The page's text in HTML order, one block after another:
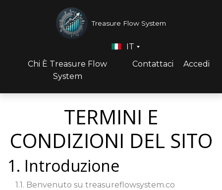
Treasure Flow System
Chi È Treasure Flow
System
Contattaci Accedi
IT
TERMINI E
CONDIZIONI DEL SITO
1. Introduzione
1.1. Benvenuto su treasureflowsystem.co